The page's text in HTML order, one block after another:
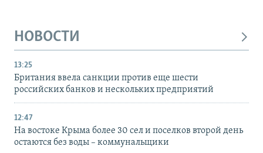
НОВОСТИ
13:25
Британия ввела санкции против еще шести
российских банков и нескольких предприятий
12:47
На востоке Крыма более 30 сел и поселков второй день
остаются без воды – коммунальщики